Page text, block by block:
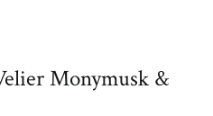
Monymusk &